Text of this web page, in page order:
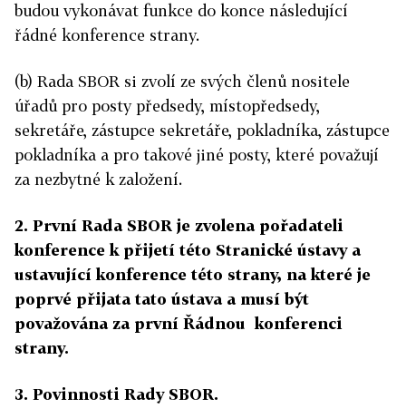
budou vykonávat funkce do konce následující
řádné konference strany.
(b) Rada SBOR si zvolí ze svých členů nositele
úřadů pro posty předsedy, místopředsedy,
sekretáře, zástupce sekretáře, pokladníka, zástupce
pokladníka a pro takové jiné posty, které považují
za nezbytné k založení.
2. První Rada SBOR je zvolena pořadateli
konference k přijetí této Stranické ústavy a
ustavující konference této strany, na které je
poprvé přijata tato ústava a musí být
považována za první Řádnou konferenci
strany.
3. Povinnosti Rady SBOR.